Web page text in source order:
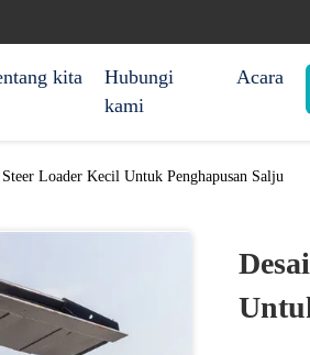
kita
Hubungi
kami
Acara
Loader Kecil Untuk Penghapusan Salju